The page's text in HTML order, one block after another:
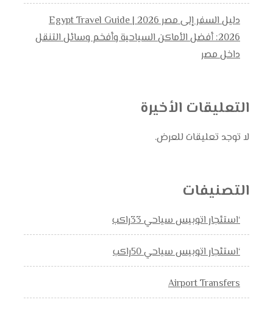
دليل السفر إلى مصر 2026 | Egypt Travel Guide
2026: أفضل الأماكن السياحية وأفخم وسائل التنقل
داخل مصر
التعليقات الأخيرة
لا توجد تعليقات للعرض.
التصنيفات
‘استئجار اتوبيس سياحي 33راكب
‘استئجار اتوبيس سياحي 50راكب
Airport Transfers